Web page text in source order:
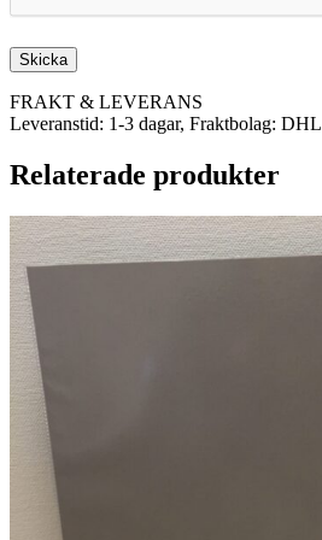
FRAKT & LEVERANS
Leveranstid: 1-3 dagar, Fraktbolag: DHL
Relaterade produkter